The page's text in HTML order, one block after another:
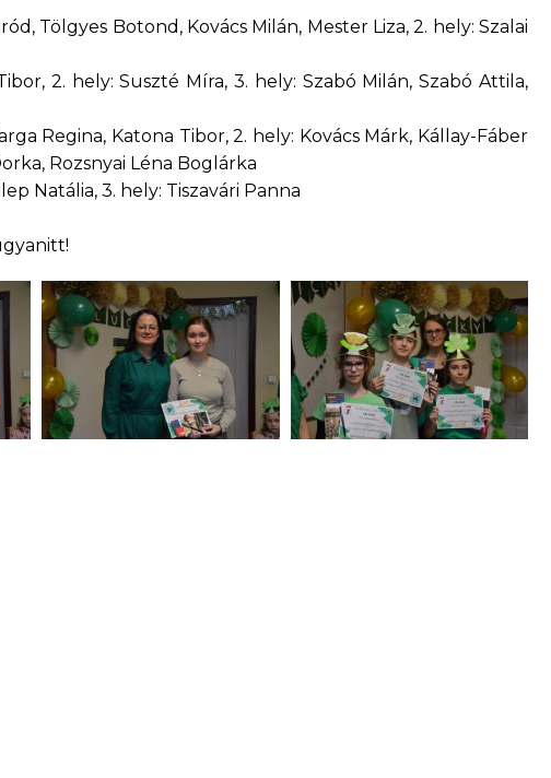
Tölgyes Botond, Kovács Milán, Mester Liza, 2. hely: Szalai
2. hely: Suszté Míra, 3. hely: Szabó Milán, Szabó Attila,
Regina, Katona Tibor, 2. hely: Kovács Márk, Kállay-Fáber
Rozsnyai Léna Boglárka
Natália, 3. hely: Tiszavári Panna